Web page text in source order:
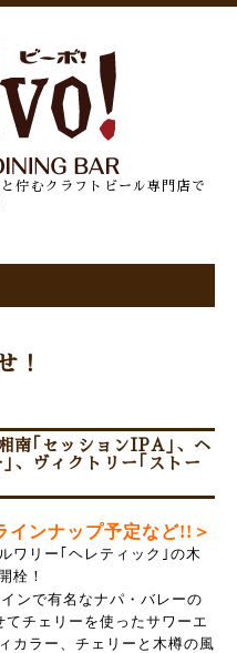
佇むクラフトビール専門店で
！
南｢セッションIPA｣、ヘ
、ヴィクトリー｢ストー
インナップ予定など!!＞
ワリー｢ヘレティック｣の木
栓！
ンで有名なナパ・バレーの
チェリーを使ったサワーエ
カラー、チェリーと木樽の風